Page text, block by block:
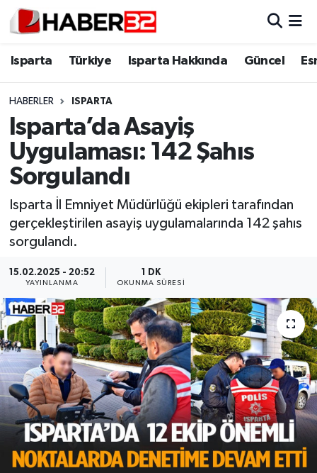
Isparta Türkiye Isparta Hakkında Güncel
HABERLER ISPARTA
Isparta’da Asayiş
Uygulaması: 142 Şahıs
Sorgulandı
Isparta İl Emniyet Müdürlüğü ekipleri tarafından
gerçekleştirilen asayiş uygulamalarında 142 şahıs
sorgulandı.
15.02.2025 - 20:52
YAYINLANMA
1 DK
OKUNMA SÜRESI
Isparta
Esnaf Diyor ki;
ASAYİŞ
BİLİM VE TEKNOLOJİ
EĞİTİM
GENEL
Güncel
HABERDE İNSAN
İlginç
KÜLTÜR SANAT
MAGAZİN
Isparta Nöbetçi Eczaneler
Isparta Trafik Yoğunluk Haritası
Süper Lig Puan Durumu ve Fikstür
Tüm Manşetler
Son Dakika Haberleri
Haber Arşivi